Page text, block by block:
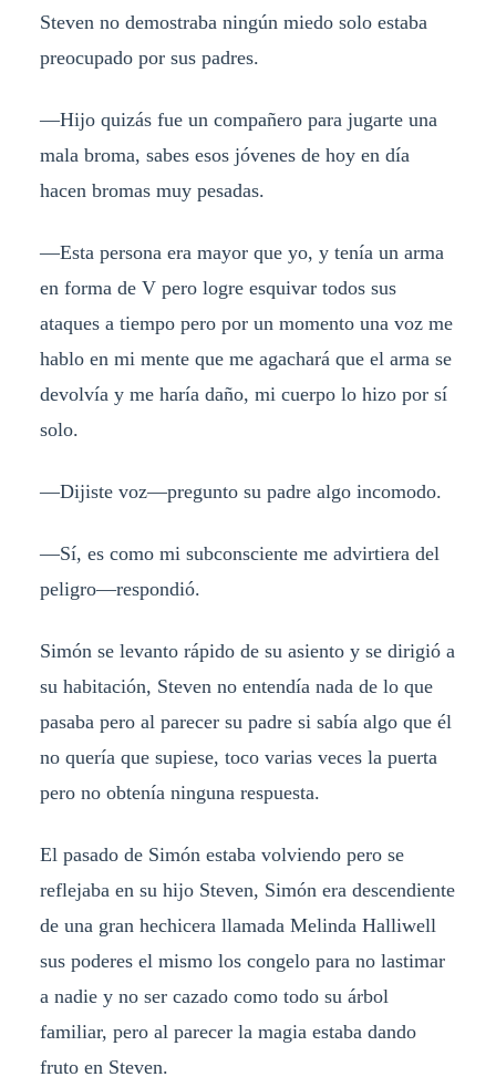
Steven no demostraba ningún miedo solo estaba
preocupado por sus padres.
—Hijo quizás fue un compañero para jugarte una
mala broma, sabes esos jóvenes de hoy en día
hacen bromas muy pesadas.
—Esta persona era mayor que yo, y tenía un arma
en forma de V pero logre esquivar todos sus
ataques a tiempo pero por un momento una voz me
hablo en mi mente que me agachará que el arma se
devolvía y me haría daño, mi cuerpo lo hizo por sí
solo.
—Dijiste voz—pregunto su padre algo incomodo.
—Sí, es como mi subconsciente me advirtiera del
peligro—respondió.
Simón se levanto rápido de su asiento y se dirigió a
su habitación, Steven no entendía nada de lo que
pasaba pero al parecer su padre si sabía algo que él
no quería que supiese, toco varias veces la puerta
pero no obtenía ninguna respuesta.
El pasado de Simón estaba volviendo pero se
reflejaba en su hijo Steven, Simón era descendiente
de una gran hechicera llamada Melinda Halliwell
sus poderes el mismo los congelo para no lastimar
a nadie y no ser cazado como todo su árbol
familiar, pero al parecer la magia estaba dando
fruto en Steven.